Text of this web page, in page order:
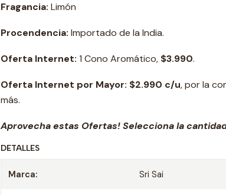
Fragancia: Limón
Procendencia: Importado de la India.
Oferta Internet: 1 Cono Aromático, $3.990.
Oferta Internet por Mayor: $2.990 c/u, por la
más.
Aprovecha estas Ofertas! Selecciona la
DETALLES
Marca: Sri Sai